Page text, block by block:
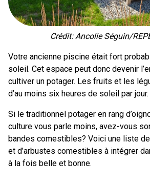
Crédit: Ancolie Séguin/
Votre ancienne piscine était fort
soleil. Cet espace peut donc devenir
cultiver un potager. Les fruits et les
d’au moins six heures de soleil par jour.
Si le traditionnel potager en rang
culture vous parle moins, avez-vous
bandes comestibles? Voici une liste de
et d’arbustes comestibles à intégrer
à la fois belle et bonne.